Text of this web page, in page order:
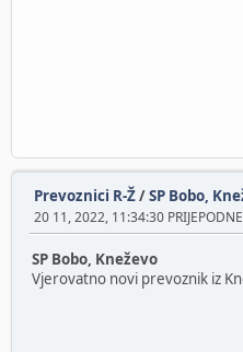
Prevoznici R-Ž/SP Bobo,
20 11, 2022, 11:34:30 PRIJEPODNE
SP Bobo, Kneževo
Vjerovatno novi prevoznik iz